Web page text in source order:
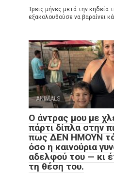
Τρεις μήνες μετά την κηδεία
εξακολουθούσε να βαραίνει
ANIMALS
Ο άντρας μου με
πάρτι δίπλα στην
πως ΔΕΝ ΗΜΟΥΝ
όσο η καινούρια
αδελφού του — κι
τη θέση του.